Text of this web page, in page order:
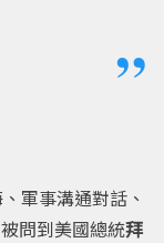
軍事溝通對話、
問到美國總統拜